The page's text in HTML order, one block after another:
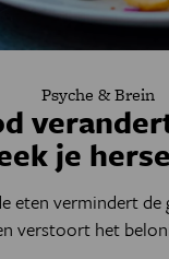
Psyche & Brein
je
eten vermindert
verstoort het